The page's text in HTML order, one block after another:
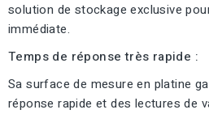
solution de stockage exclusive
immédiate.
Temps de réponse très rapide :
Sa surface de mesure en platine
réponse rapide et des lectures de